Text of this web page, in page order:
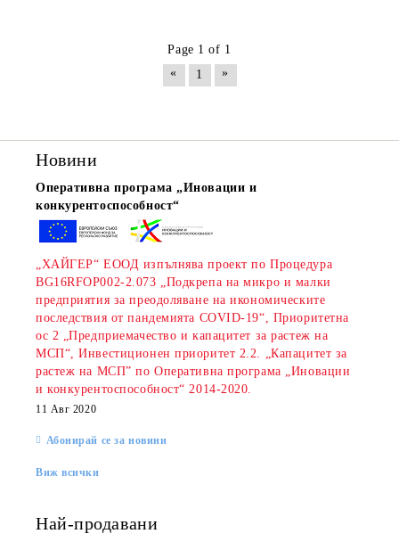
Page 1 of 1
«
1 »
Новини
Оперативна програма „Иновации и
конкурентоспособност“
„ХАЙГЕР“ ЕООД изпълнява проект по Процедура
BG16RFOP002-2.073 „Подкрепа на микро и малки
предприятия за преодоляване на икономическите
последствия от пандемията COVID-19“, Приоритетна
ос 2 „Предприемачество и капацитет за растеж на
МСП“, Инвестиционен приоритет 2.2. „Капацитет за
растеж на МСП” по Оперативна програма „Иновации
и конкурентоспособност“ 2014-2020.
11 Авг 2020
Абонирай се за новини
Виж всички
Най-продавани